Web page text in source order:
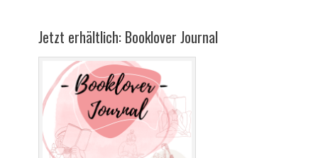
Jetzt erhältlich: Booklover Journal